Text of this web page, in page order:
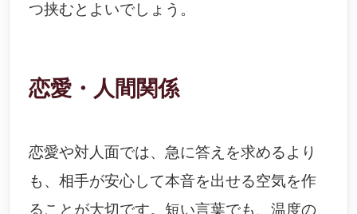
つ挟むとよいでしょう。
恋愛・人間関係
恋愛や対人面では、急に答えを求めるより
も、相手が安心して本音を出せる空気を作
ることが大切です。短い言葉でも、温度の